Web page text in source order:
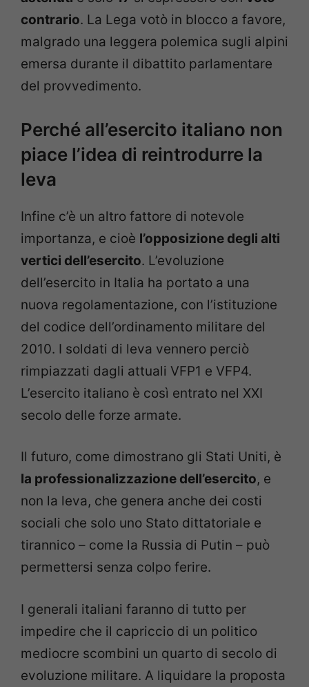
contrario. La Lega votò in blocco a favore,
malgrado una leggera polemica sugli alpini
emersa durante il dibattito parlamentare
del provvedimento.
Perché all’esercito italiano non
piace l’idea di reintrodurre la
leva
Infine c’è un altro fattore di notevole
importanza, e cioè l’opposizione degli alti
vertici dell’esercito. L’evoluzione
dell’esercito in Italia ha portato a una
nuova regolamentazione, con l’istituzione
del codice dell’ordinamento militare del
2010. I soldati di leva vennero perciò
rimpiazzati dagli attuali VFP1 e VFP4.
L’esercito italiano è così entrato nel XXI
secolo delle forze armate.
Il futuro, come dimostrano gli Stati Uniti, è
la professionalizzazione dell’esercito, e
non la leva, che genera anche dei costi
sociali che solo uno Stato dittatoriale e
tirannico – come la Russia di Putin – può
permettersi senza colpo ferire.
I generali italiani faranno di tutto per
impedire che il capriccio di un politico
mediocre scombini un quarto di secolo di
evoluzione militare. A liquidare la proposta